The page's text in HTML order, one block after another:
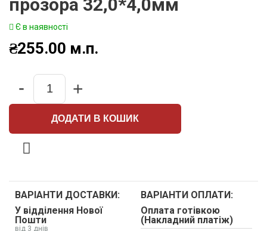
прозора 32,0*4,0мм
Є в наявності
₴255.00 м.п.
Quantity
- +
ДОДАТИ В КОШИК
ВАРІАНТИ ДОСТАВКИ:
У відділення Нової
Пошти
від 3 днів
ВАРІАНТИ ОПЛАТИ:
Оплата готівкою
(Накладний платіж)